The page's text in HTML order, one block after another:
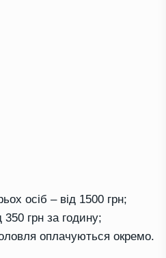
осіб – від 1500 грн;
грн за годину;
оплачуються окремо.